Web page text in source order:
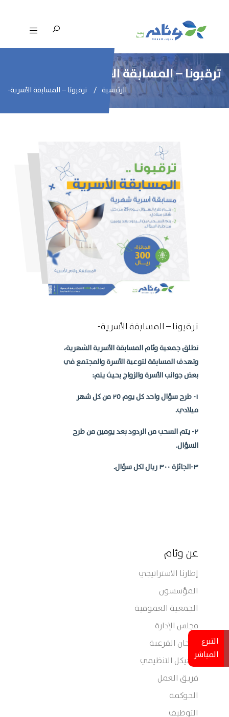
ترقبونا – المسابقة الأسرية-
الرئيسية ترقبونا – المسابقة الأسرية-
ترقبونا – المسابقة الأسرية-
تطلق جمعية وئام المسابقة الأسرية الشهرية،
وتهدف المسابقة لتوعية الأسرة والمجتمع في
بعض جوانب الأسرة والزواج بحيث يتم:
١- طرح سؤال واحد كل يوم ٢٥ من كل شهر
ميلادي.
٢- يتم السحب من الردود بعد يومين من طرح
السؤال.
٣-الجائزة ٣٠٠ ريال لكل سؤال.
عن وئام
إطارنا الاستراتيجي
المؤسسون
الجمعية العمومية
مجلس الإدارة
اللجان الفرعية
الهيكل التنظيمي
فريق العمل
الحوكمة
التوظيف
التبرع
المباشر